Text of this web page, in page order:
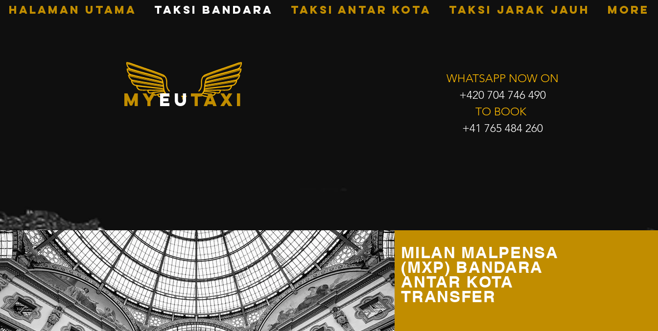
HALAMAN UTAMA TAKSI BANDARA TAKSI ANTAR KOTA TAKSI JARAK JAUH More
myeutaxi
WHATSAPP NOW ON
+420 704 746 490
TO BOOK
+41 765 484 260
MILAN MALPENSA
(MXP) BANDARA
ANTAR KOTA
TRANSFER